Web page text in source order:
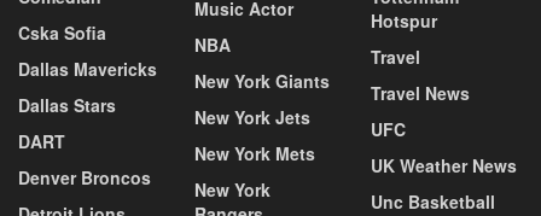
Cska Sofia
Dallas Mavericks
Dallas Stars
DART
Denver Broncos
Music Actor
NBA
New York Giants
New York Jets
New York Mets
New York
Hotspur
Travel
Travel News
UFC
UK Weather News
Unc Basketball